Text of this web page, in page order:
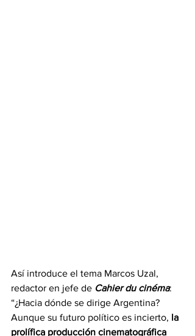
Así introduce el tema Marcos Uzal,
redactor en jefe de Cahier du cinéma:
“¿Hacia dónde se dirige Argentina?
Aunque su futuro político es incierto, la
prolífica producción cinematográfica